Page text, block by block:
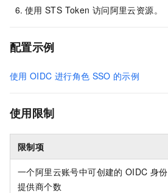
使用 STS Token 访问阿里云资源。
配置示例
使用 OIDC 进行角色 SSO 的示例
使用限制
限制项
一个阿里云账号中可创建的 OIDC 身份
提供商个数